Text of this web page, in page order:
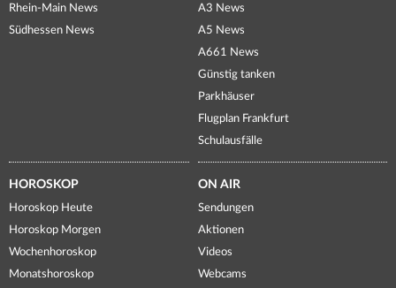
Rhein-Main News
Südhessen News
A3 News
A5 News
A661 News
Günstig tanken
Parkhäuser
Flugplan Frankfurt
Schulausfälle
HOROSKOP
Horoskop Heute
Horoskop Morgen
Wochenhoroskop
Monatshoroskop
ON AIR
Sendungen
Aktionen
Videos
Webcams